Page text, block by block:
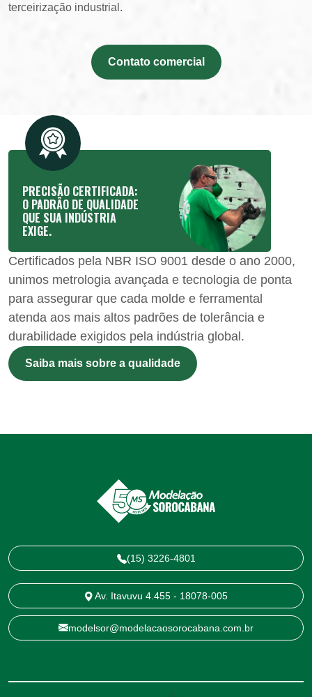
terceirização industrial.
Contato comercial
PRECISÃO CERTIFICADA:
O PADRÃO DE QUALIDADE
QUE SUA INDÚSTRIA
EXIGE.
Certificados pela NBR ISO 9001 desde o ano 2000,
unimos metrologia avançada e tecnologia de ponta
para assegurar que cada molde e ferramental
atenda aos mais altos padrões de tolerância e
durabilidade exigidos pela indústria global.
Saiba mais sobre a qualidade
(15) 3226-4801
Av. Itavuvu 4.455 - 18078-005
modelsor@modelacaosorocabana.com.br